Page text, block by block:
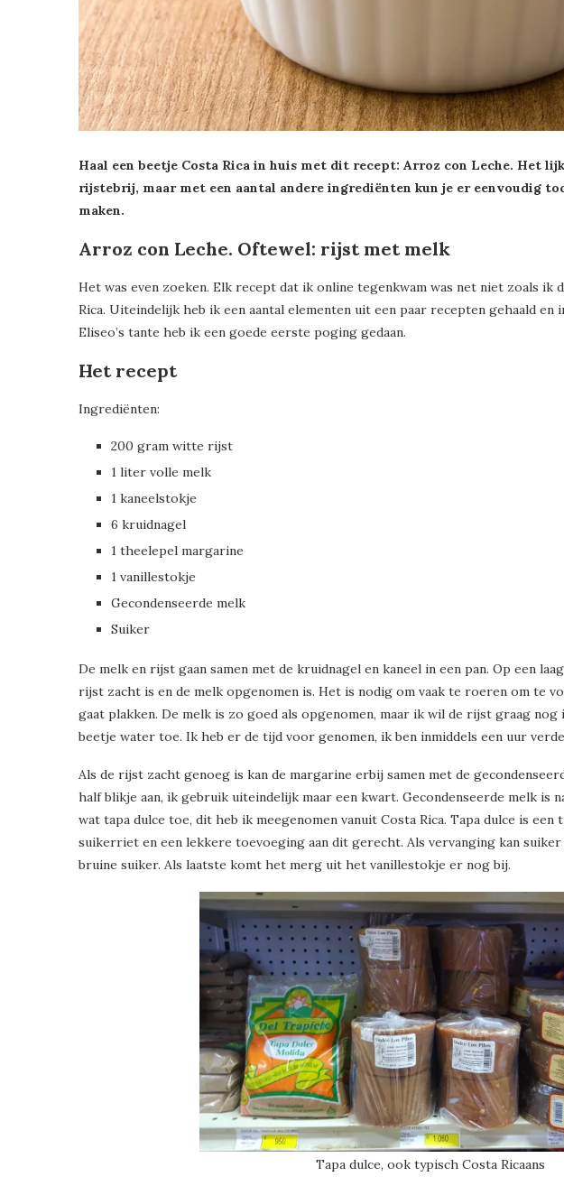
Haal een beetje Costa Rica in huis met dit recept: Arroz con Leche. Het
rijstebrij, maar met een aantal andere ingrediënten kun je er eenvoudig
maken.
Arroz con Leche. Oftewel: rijst met melk
Het was even zoeken. Elk recept dat ik online tegenkwam was net niet zoals ik
Rica. Uiteindelijk heb ik een aantal elementen uit een paar recepten gehaald en
Eliseo’s tante heb ik een goede eerste poging gedaan.
Het recept
Ingrediënten:
200 gram witte rijst
1 liter volle melk
1 kaneelstokje
6 kruidnagel
1 theelepel margarine
1 vanillestokje
Gecondenseerde melk
Suiker
De melk en rijst gaan samen met de kruidnagel en kaneel in een pan. Op een
rijst zacht is en de melk opgenomen is. Het is nodig om vaak te roeren om te
gaat plakken. De melk is zo goed als opgenomen, maar ik wil de rijst graag
beetje water toe. Ik heb er de tijd voor genomen, ik ben inmiddels een uur
Als de rijst zacht genoeg is kan de margarine erbij samen met de
half blikje aan, ik gebruik uiteindelijk maar een kwart. Gecondenseerde melk is
wat tapa dulce toe, dit heb ik meegenomen vanuit Costa Rica. Tapa dulce is
suikerriet en een lekkere toevoeging aan dit gerecht. Als vervanging kan
bruine suiker. Als laatste komt het merg uit het vanillestokje er nog bij.
Tapa dulce, ook typisch Costa Ricaans